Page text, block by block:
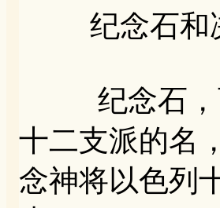
纪念石和
纪念石，两
十二支派的名
念神将以色列